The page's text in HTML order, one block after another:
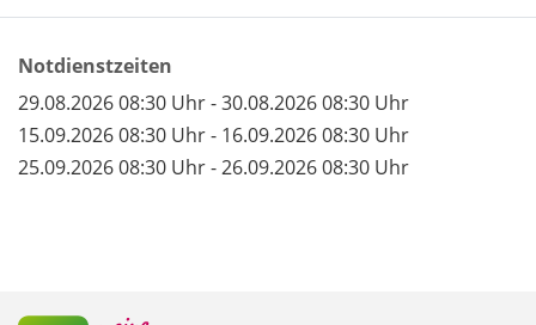
Notdienstzeiten
29.08.2026 08:30 Uhr - 30.08.2026 08:30 Uhr
15.09.2026 08:30 Uhr - 16.09.2026 08:30 Uhr
25.09.2026 08:30 Uhr - 26.09.2026 08:30 Uhr